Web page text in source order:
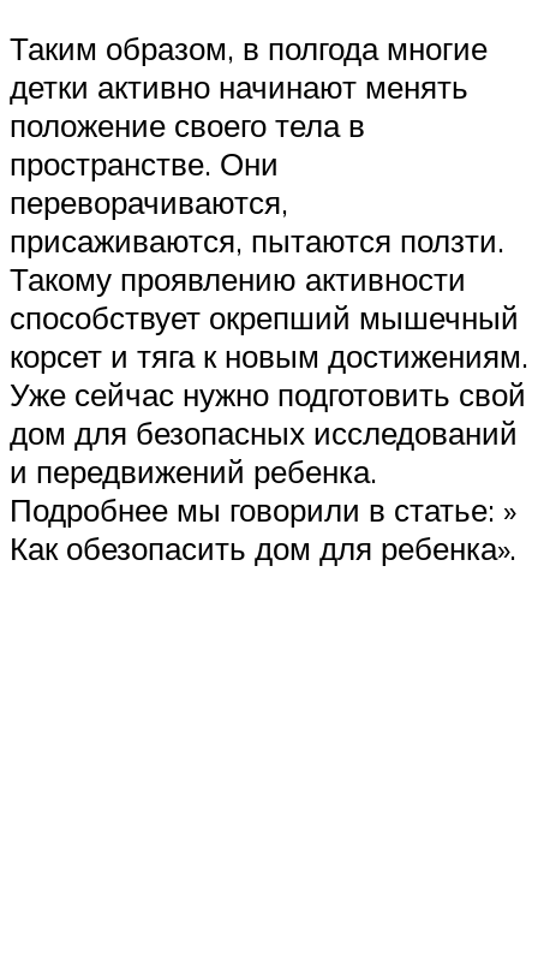
Таким образом, в полгода многие
детки активно начинают менять
положение своего тела в
пространстве. Они
переворачиваются,
присаживаются, пытаются ползти.
Такому проявлению активности
способствует окрепший мышечный
корсет и тяга к новым достижениям.
Уже сейчас нужно подготовить свой
дом для безопасных исследований
и передвижений ребенка.
Подробнее мы говорили в статье: »
Как обезопасить дом для ребенка».